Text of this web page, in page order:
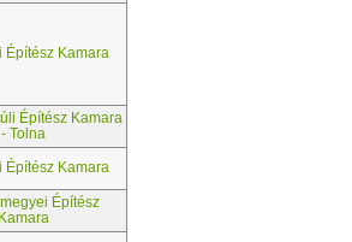
Építész Kamara
Építész Kamara
- Tolna
Építész Kamara
Építész
Kamara